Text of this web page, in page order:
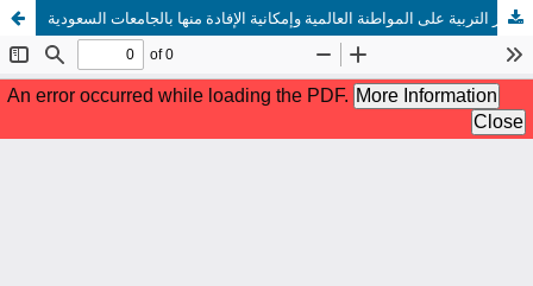
تجربة جامعة هارفارد في تعزيز التربية على المواطنة العالمية وإمكانية الإفادة منها بالجامعات السعودية